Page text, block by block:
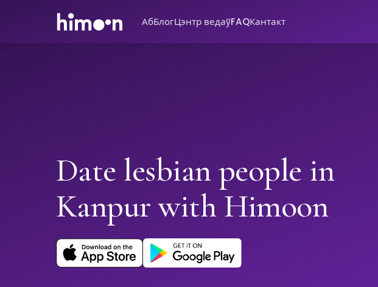
АбБлогЦэнтр ведаўFAQКантакт
Date lesbian people in
Kanpur with Himoon